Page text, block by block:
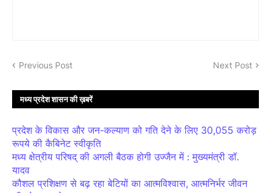
Previous Post Next Post
मध्य प्रदेश शासन की ख़बरें
प्रदेश के विकास और जन-कल्याण को गति देने के लिए 30,055 करोड़
रूपये की कैबिनेट स्वीकृति
मध्य क्षेत्रीय परिषद् की अगली बैठक होगी उज्जैन में : मुख्यमंत्री डॉ.
यादव
कौशल प्रशिक्षण से बढ़ रहा बेटियों का आत्मविश्वास, आत्मनिर्भर जीवन